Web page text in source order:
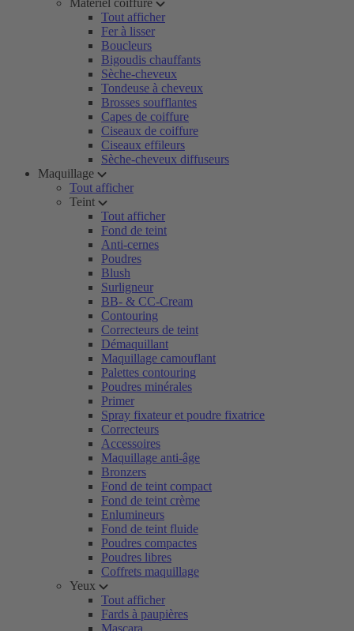
Matériel coiffure
Tout afficher
Fer à lisser
Boucleurs
Bigoudis chauffants
Sèche-cheveux
Tondeuse à cheveux
Brosses soufflantes
Capes de coiffure
Ciseaux de coiffure
Ciseaux effileurs
Sèche-cheveux diffuseurs
Maquillage
Tout afficher
Teint
Tout afficher
Fond de teint
Anti-cernes
Poudres
Blush
Surligneur
BB- & CC-Cream
Contouring
Correcteurs de teint
Démaquillant
Maquillage camouflant
Palettes contouring
Poudres minérales
Primer
Spray fixateur et poudre fixatrice
Correcteurs
Accessoires
Maquillage anti-âge
Bronzers
Fond de teint compact
Fond de teint crème
Enlumineurs
Fond de teint fluide
Poudres compactes
Poudres libres
Coffrets maquillage
Yeux
Tout afficher
Fards à paupières
Mascara